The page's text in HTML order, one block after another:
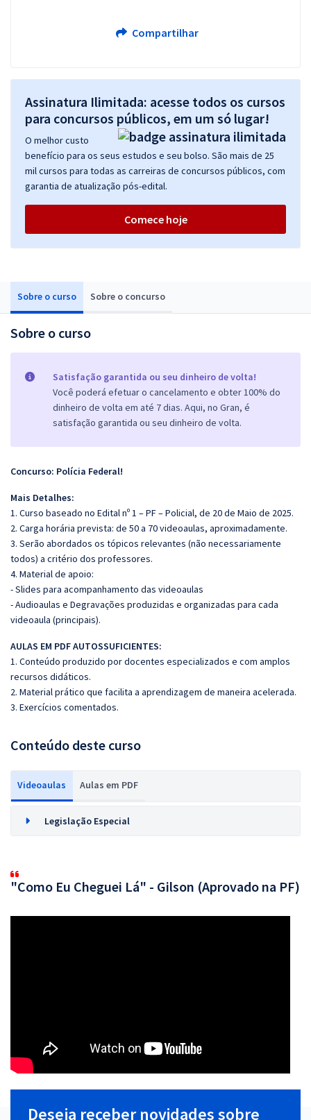
Sobre o curso Sobre o concurso
Sobre o curso
Satisfação garantida ou seu dinheiro de volta!
Você poderá efetuar o cancelamento e obter 100% do
dinheiro de volta em até 7 dias. Aqui, no Gran, é
satisfação garantida ou seu dinheiro de volta.
Concurso: Polícia Federal!
Mais Detalhes:
1. Curso baseado no Edital nº 1 – PF – Policial, de 20 de Maio de 2025.
2. Carga horária prevista: de 50 a 70 videoaulas, aproximadamente.
3. Serão abordados os tópicos relevantes (não necessariamente
todos) a critério dos professores.
4. Material de apoio:
- Slides para acompanhamento das videoaulas
- Audioaulas e Degravações produzidas e organizadas para cada
videoaula (principais).
AULAS EM PDF AUTOSSUFICIENTES:
1. Conteúdo produzido por docentes especializados e com amplos
recursos didáticos.
2. Material prático que facilita a aprendizagem de maneira acelerada.
3. Exercícios comentados.
Conteúdo deste curso
Videoaulas Aulas em PDF
Legislação Especial
"Como Eu Cheguei Lá" - Gilson (Aprovado na PF)
Compartilhar
Assinatura Ilimitada: acesse todos os cursos
para concursos públicos, em um só lugar!
O melhor custo
benefício para os seus estudos e seu bolso. São mais de 25
mil cursos para todas as carreiras de concursos públicos, com
garantia de atualização pós-edital.
Comece hoje
Deseja receber novidades sobre